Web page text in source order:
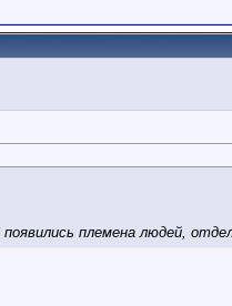
племена людей,